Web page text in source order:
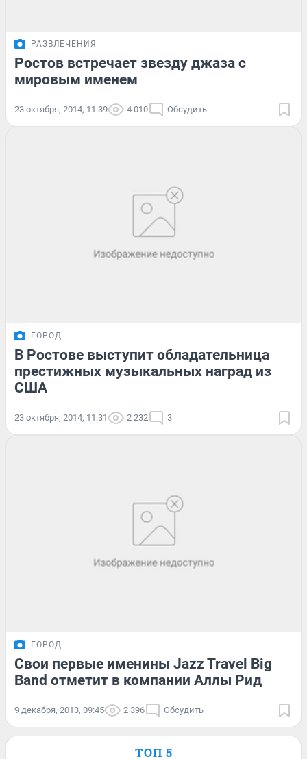
РАЗВЛЕЧЕНИЯ
Ростов встречает звезду джаза с
мировым именем
23 октября, 2014, 11:39 4 010 Обсудить
ГОРОД
В Ростове выступит обладательница
престижных музыкальных наград из
США
23 октября, 2014, 11:31 2 232 3
ГОРОД
Свои первые именины Jazz Travel Big
Band отметит в компании Аллы Рид
9 декабря, 2013, 09:45 2 396 Обсудить
ТОП 5